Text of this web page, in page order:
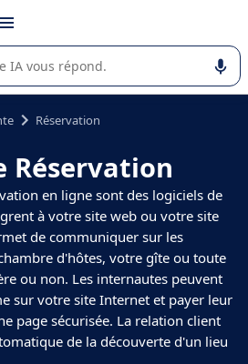
dans l'utilisation ou la sélection de
Réservation
Réservation
en ligne sont des logiciels de
à votre site web ou votre site
de communiquer sur les
d'hôtes, votre gîte ou toute
ou non. Les internautes peuvent
sur votre site Internet et payer leur
page sécurisée. La relation client
de la découverte d'un lieu